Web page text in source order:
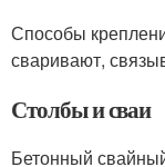
Способы
сваривают,
Столбы и сваи
Бетонный